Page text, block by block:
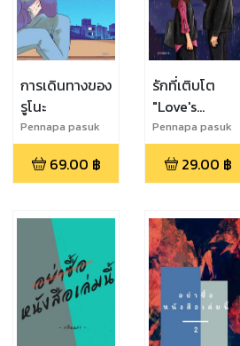
การเดินทางของ
รูโนะ
Pennapa pasuk
69.00 ฿
รักที่เติบโต
"Love's
Growth: The
Tale of Guin
and Mochi"
Pennapa pasuk
29.00 ฿